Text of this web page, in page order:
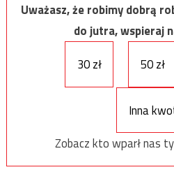
Uważasz, że robimy dobrą
do jutra, wspieraj
30 zł
50 zł
Inna
Zobacz kto wparł nas